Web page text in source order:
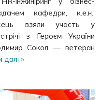
кафедри, к.е.н.,
взяли участь у
з Героєм України
Сокол — ветеран
далі »